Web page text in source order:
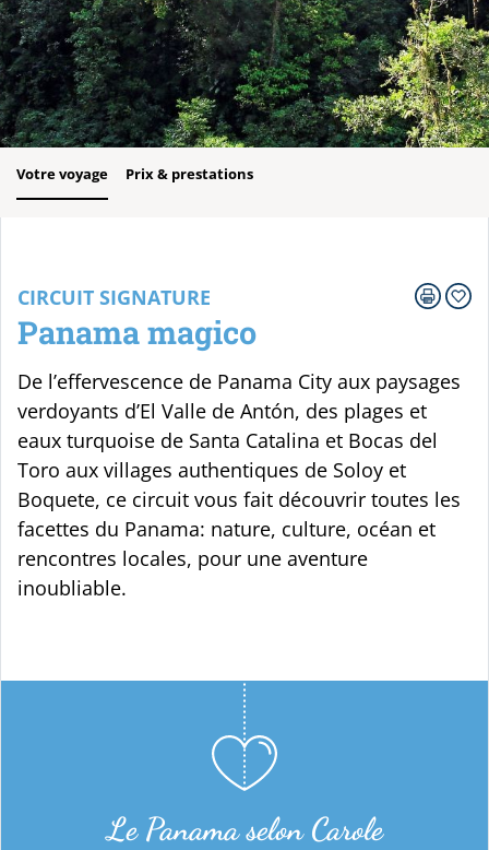
Votre voyage Prix & prestations
CIRCUIT SIGNATURE
Panama magico
De l’effervescence de Panama City aux paysages
verdoyants d’El Valle de Antón, des plages et
eaux turquoise de Santa Catalina et Bocas del
Toro aux villages authentiques de Soloy et
Boquete, ce circuit vous fait découvrir toutes les
facettes du Panama: nature, culture, océan et
rencontres locales, pour une aventure
inoubliable.
Le Panama selon Carole